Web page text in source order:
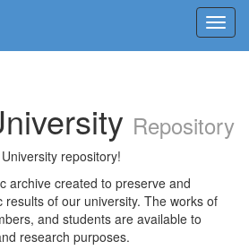
Repository
repository!
archive created to preserve and
results of our university. The works of
and students are available to
research purposes.